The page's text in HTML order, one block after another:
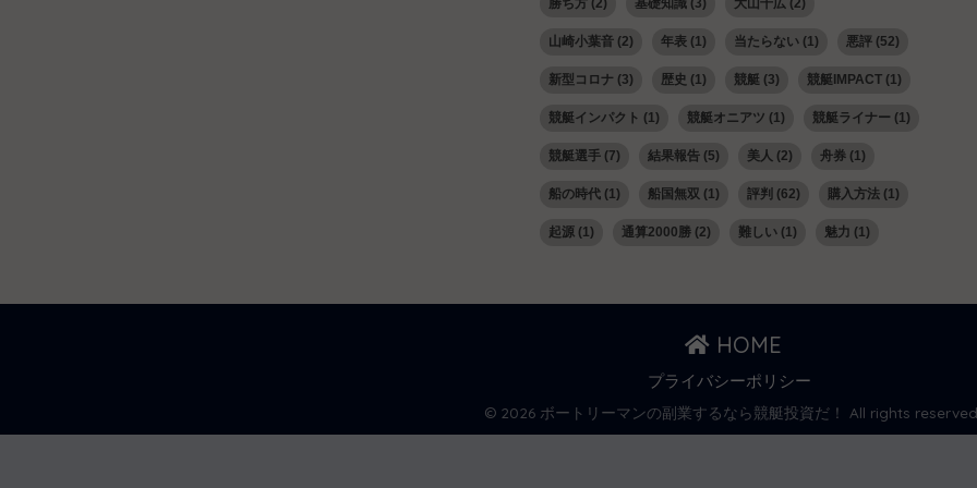
山崎小葉音 (2) 年表 (1) 当たらない (1) 悪評 (52)
新型コロナ (3) 歴史 (1) 競艇 (3) 競艇IMPACT (1)
競艇インパクト (1) 競艇オニアツ (1) 競艇ライナー (1)
競艇選手 (7) 結果報告 (5) 美人 (2) 舟券 (1)
船の時代 (1) 船国無双 (1) 評判 (62) 購入方法 (1)
起源 (1) 通算2000勝 (2) 難しい (1) 魅力 (1)
HOME
プライバシーポリシー
© 2026 ボートリーマンの副業するなら競艇投資だ！ All rights